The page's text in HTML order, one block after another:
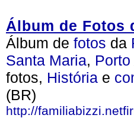
Álbum de Fotos
Álbum de fotos da
Santa Maria, Porto
fotos, História e
(BR)
http://